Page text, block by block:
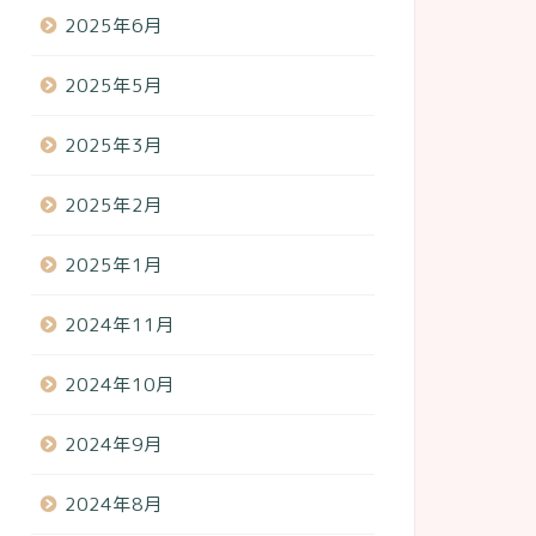
2025年6月
2025年5月
2025年3月
2025年2月
2025年1月
2024年11月
2024年10月
2024年9月
2024年8月